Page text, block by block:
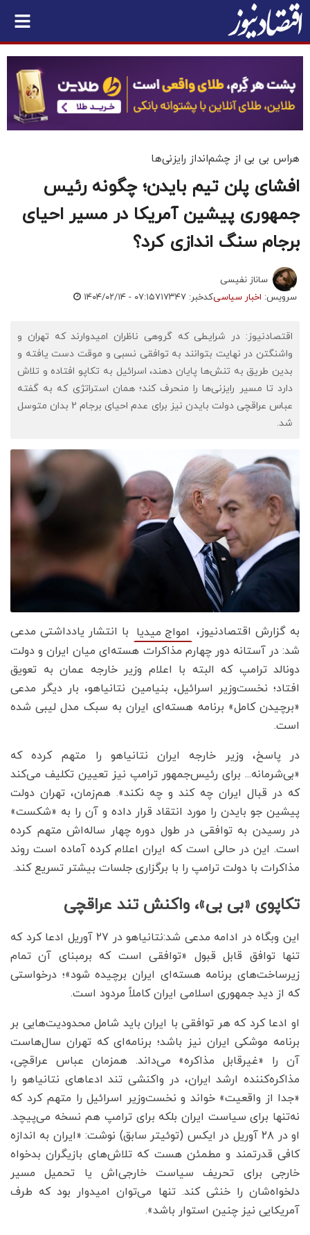
هراس بی بی از چشم‌انداز رایزنی‌ها
افشای پلن تیم بایدن؛ چگونه رئیس
جمهوری پیشین آمریکا در مسیر احیای
برجام سنگ اندازی کرد؟
ساناز نفیسی
سرویس: اخبار سیاسیکدخبر: ۷۱۷۳۴۷ ۱۴۰۴/۰۲/۱۴ - ۰۷:۱۵
اقتصادنیوز: در شرایطی که گروهی ناظران امیدوارند که تهران و
واشنگتن در نهایت بتوانند به توافقی نسبی و موقت دست یافته و
بدین طریق به تنش‌ها پایان دهند، اسرائیل به تکاپو افتاده و تلاش
دارد تا مسیر رایزنی‌ها را منحرف کند؛ همان استراتژی که به گفته
عباس عراقچی دولت بایدن نیز برای عدم احیای برجام 2 بدان متوسل
شد.
به گزارش اقتصادنیوز، امواج میدیا با انتشار یادداشتی مدعی
شد: در آستانه دور چهارم مذاکرات هسته‌ای میان ایران و دولت
دونالد ترامپ که البته با اعلام وزیر خارجه عمان به تعویق
افتاد؛ نخست‌وزیر اسرائیل، بنیامین نتانیاهو، بار دیگر مدعی
«برچیدن کامل» برنامه هسته‌ای ایران به سبک مدل لیبی شده
است.
در پاسخ، وزیر خارجه ایران نتانیاهو را متهم کرده که
«بی‌شرمانه... برای رئیس‌جمهور ترامپ نیز تعیین تکلیف می‌کند
که در قبال ایران چه کند و چه نکند». هم‌زمان، تهران دولت
پیشین جو بایدن را مورد انتقاد قرار داده و آن را به «شکست»
در رسیدن به توافقی در طول دوره چهار ساله‌اش متهم کرده
است. این در حالی است که ایران اعلام کرده آماده است روند
مذاکرات با دولت ترامپ را با برگزاری جلسات بیشتر تسریع کند.
تکاپوی «بی بی»، واکنش تند عراقچی
این وبگاه در ادامه مدعی شد:نتانیاهو در ۲۷ آوریل ادعا کرد که
تنها توافق قابل قبول «توافقی است که برمبنای آن تمام
زیرساخت‌های برنامه هسته‌ای ایران برچیده شود»؛ درخواستی
که از دید جمهوری اسلامی ایران کاملاً مردود است.
او ادعا کرد که هر توافقی با ایران باید شامل محدودیت‌هایی بر
برنامه موشکی ایران نیز باشد؛ برنامه‌ای که تهران سال‌هاست
آن را «غیرقابل مذاکره» می‌داند. همزمان عباس عراقچی،
مذاکره‌کننده ارشد ایران، در واکنشی تند ادعاهای نتانیاهو را
«جدا از واقعیت» خواند و نخست‌وزیر اسرائیل را متهم کرد که
نه‌تنها برای سیاست ایران بلکه برای ترامپ هم نسخه می‌پیچد.
او در ۲۸ آوریل در ایکس (توئیتر سابق) نوشت: «ایران به اندازه
کافی قدرتمند و مطمئن هست که تلاش‌های بازیگران بدخواه
خارجی برای تحریف سیاست خارجی‌اش یا تحمیل مسیر
دلخواه‌شان را خنثی کند. تنها می‌توان امیدوار بود که طرف
آمریکایی نیز چنین استوار باشد».